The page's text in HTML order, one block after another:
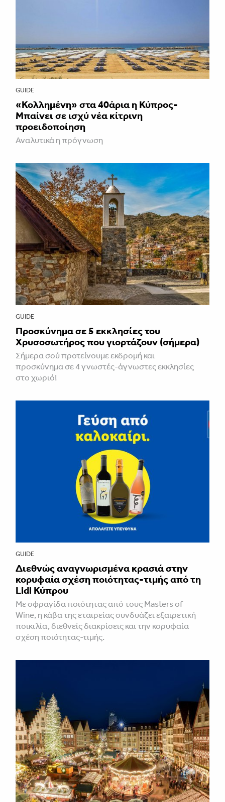
GUIDE
«Κολλημένη» στα 40άρια η Κύπρος-
Μπαίνει σε ισχύ νέα κίτρινη
προειδοποίηση
Αναλυτικά η πρόγνωση
GUIDE
Προσκύνημα σε 5 εκκλησίες του
Χρυσοσωτήρος που γιορτάζουν (σήμερα)
Σήμερα σού προτείνουμε εκδρομή και
προσκύνημα σε 4 γνωστές-άγνωστες εκκλησίες
στο χωριό!
GUIDE
Διεθνώς αναγνωρισμένα κρασιά στην
κορυφαία σχέση ποιότητας-τιμής από τη
Lidl Κύπρου
Με σφραγίδα ποιότητας από τους Masters of
Wine, η κάβα της εταιρείας συνδυάζει εξαιρετική
ποικιλία, διεθνείς διακρίσεις και την κορυφαία
σχέση ποιότητας-τιμής.